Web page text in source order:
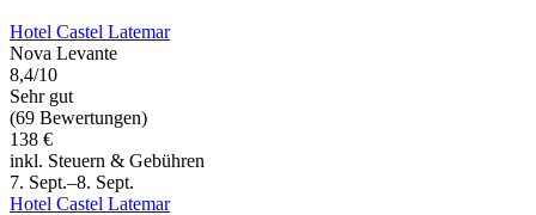
Hotel Castel Latemar
Nova Levante
8,4/10
Sehr gut
(69 Bewertungen)
138 €
inkl. Steuern & Gebühren
7. Sept.–8. Sept.
Hotel Castel Latemar